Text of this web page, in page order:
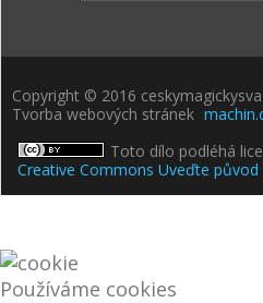
Copyright © 2016
Tvorba webových stránek
Toto dílo podléhá
Creative Commons Uveďte
Používáme cookies